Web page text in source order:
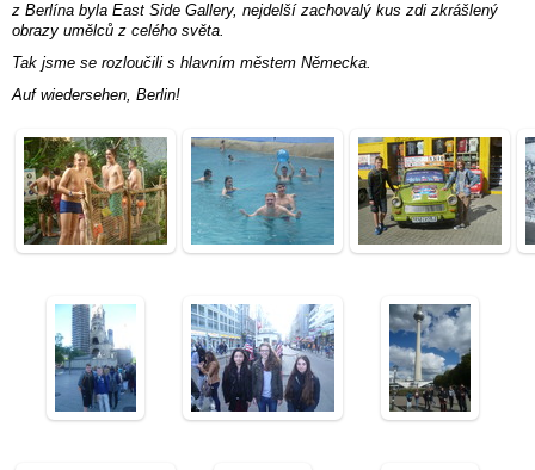
z Berlína byla East Side Gallery, nejdelší zachovalý kus zdi zkrášlený
obrazy umělců z celého světa.
Tak jsme se rozloučili s hlavním městem Německa.
Auf wiedersehen, Berlin!